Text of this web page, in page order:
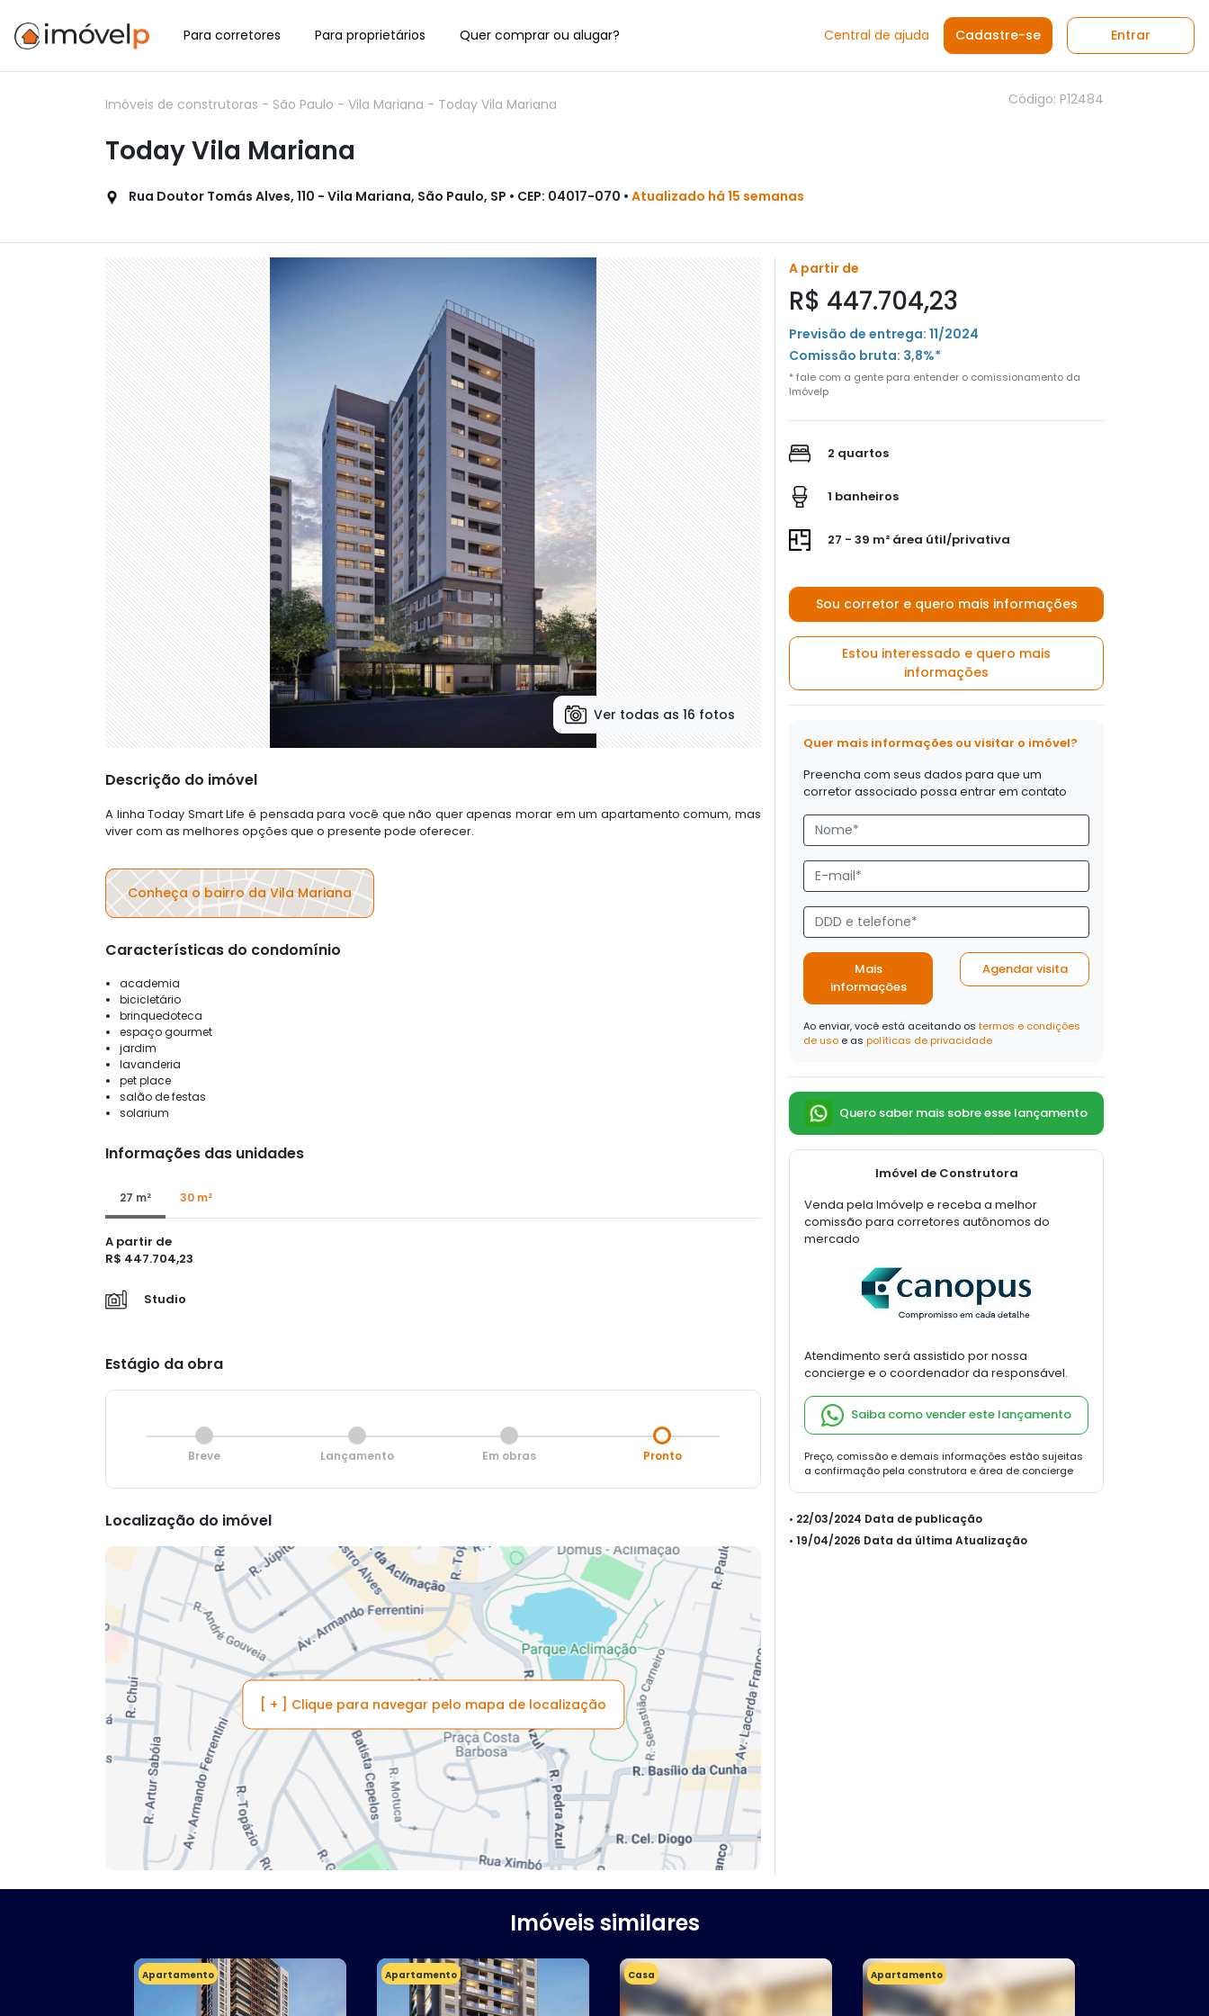
Para corretores Para proprietários Quer comprar ou alugar? Central de ajuda Cadastre-se Entrar
Imóveis de construtoras - São Paulo - Vila Mariana - Today Vila Mariana Código: P12484
Today Vila Mariana
Rua Doutor Tomás Alves, 110 - Vila Mariana, São Paulo, SP • CEP: 04017-070 • Atualizado há 15 semanas
Ver todas as 16 fotos
Descrição do imóvel
A linha Today Smart Life é pensada para você que não quer apenas morar em um apartamento comum, mas
viver com as melhores opções que o presente pode oferecer.
Conheça o bairro da Vila Mariana
Características do condomínio
academia
bicicletário
brinquedoteca
espaço gourmet
jardim
lavanderia
pet place
salão de festas
solarium
Informações das unidades
27 m² 30 m²
A partir de
R$ 447.704,23
Studio
Estágio da obra
Breve Lançamento Em obras Pronto
Localização do imóvel
[ + ] Clique para navegar pelo mapa de localização
A partir de
R$ 447.704,23
Previsão de entrega: 11/2024
Comissão bruta: 3,8%*
* fale com a gente para entender o comissionamento da
Imóvelp
2 quartos
1 banheiros
27 - 39 m² área útil/privativa
Sou corretor e quero mais informações
Estou interessado e quero mais
informações
Quer mais informações ou visitar o imóvel?
Preencha com seus dados para que um
corretor associado possa entrar em contato
Mais
informações
Agendar visita
Ao enviar, você está aceitando os termos e condições
de uso e as políticas de privacidade
Quero saber mais sobre esse lançamento
Imóvel de Construtora
Venda pela Imóvelp e receba a melhor
comissão para corretores autônomos do
mercado
Atendimento será assistido por nossa
concierge e o coordenador da responsável.
Saiba como vender este lançamento
Preço, comissão e demais informações estão sujeitas
a confirmação pela construtora e área de concierge
• 22/03/2024 Data de publicação
• 19/04/2026 Data da última Atualização
Imóveis similares
Apartamento Apartamento Casa Apartamento